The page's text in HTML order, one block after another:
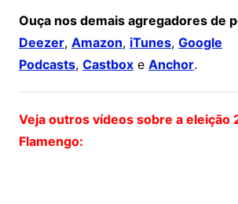
Ouça nos demais agregadores de
Deezer, Amazon, iTunes, Google
Podcasts, Castboxe Anchor.
Veja outros vídeos sobre a eleição
Flamengo: